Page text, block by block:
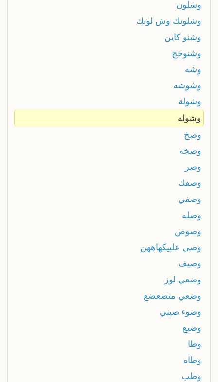
وشلون
وشلونك وش لونك
وشنو كاين
وشنوحج
وشه
وشوشه
وشولة
وشوله
وصخ
وصخه
وصر
وصفك
وصفي
وصله
وصوص
وصي علييكهاههن
وصيف
وضعي لوز
وضعي متضعضع
وضوء صيني
وضيع
وطا
وطاه
وطب